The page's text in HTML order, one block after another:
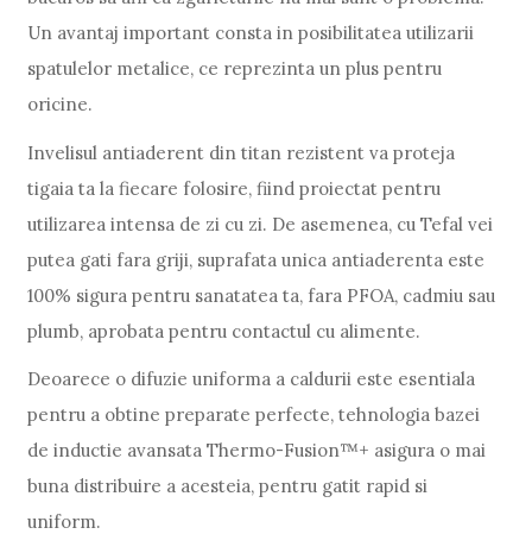
Un avantaj important consta in posibilitatea utilizarii
spatulelor metalice, ce reprezinta un plus pentru
oricine.
Invelisul antiaderent din titan rezistent va proteja
tigaia ta la fiecare folosire, fiind proiectat pentru
utilizarea intensa de zi cu zi. De asemenea, cu Tefal vei
putea gati fara griji, suprafata unica antiaderenta este
100% sigura pentru sanatatea ta, fara PFOA, cadmiu sau
plumb, aprobata pentru contactul cu alimente.
Deoarece o difuzie uniforma a caldurii este esentiala
pentru a obtine preparate perfecte, tehnologia bazei
de inductie avansata Thermo-Fusion™+ asigura o mai
buna distribuire a acesteia, pentru gatit rapid si
uniform.